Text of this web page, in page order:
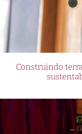
Construindo